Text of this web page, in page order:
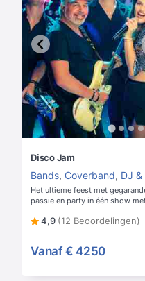
Disco Jam
Bands, Coverband, DJ &
Het ultieme feest met
passie en party in één show
4,9 (12 Beoordelingen)
Vanaf € 4250